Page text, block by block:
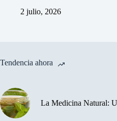
2 julio, 2026
Tendencia ahora
La Medicina Natural: